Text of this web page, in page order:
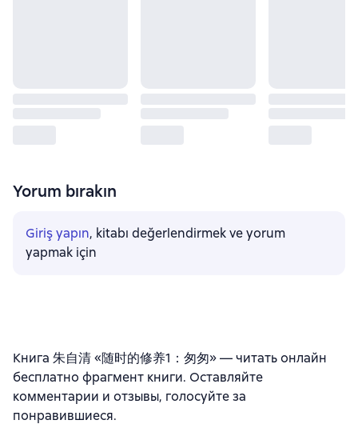
Yorum bırakın
Giriş yapın, kitabı değerlendirmek ve yorum
yapmak için
Книга 朱自清 «随时的修养1：匆匆» — читать онлайн
бесплатно фрагмент книги. Оставляйте
комментарии и отзывы, голосуйте за
понравившиеся.